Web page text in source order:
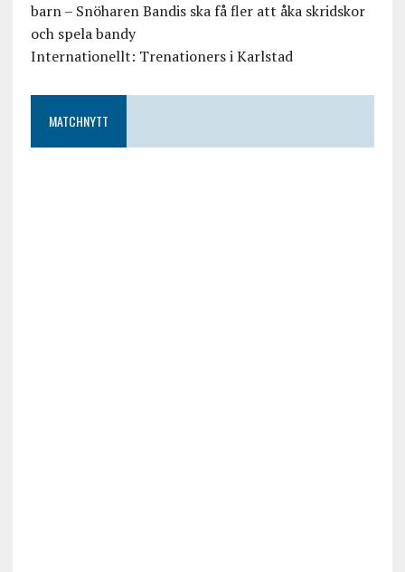
barn – Snöharen Bandis ska få fler att åka skridskor
och spela bandy
Internationellt: Trenationers i Karlstad
MATCHNYTT